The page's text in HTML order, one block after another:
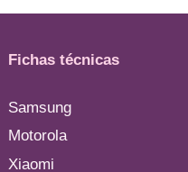
Fichas técnicas
Samsung
Motorola
Xiaomi